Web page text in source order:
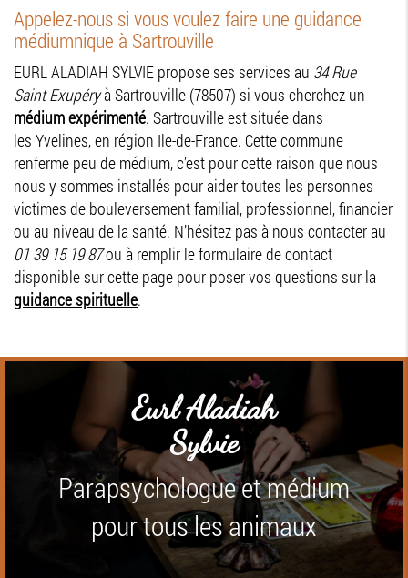
Appelez-nous si vous voulez faire une guidance
médiumnique à Sartrouville
EURL ALADIAH SYLVIE propose ses services au 34 Rue
Saint-Exupéryà Sartrouville (78507) si vous cherchez un
médium expérimenté. Sartrouville est située dans
les Yvelines, en région Ile-de-France. Cette commune
renferme peu de médium, c’est pour cette raison que nous
nous y sommes installés pour aider toutes les personnes
victimes de bouleversement familial, professionnel, financier
ou au niveau de la santé. N’hésitez pas à nous contacter au
01 39 15 19 87ou à remplir le formulaire de contact
disponible sur cette page pour poser vos questions sur la
guidance spirituelle.
Eurl Aladiah
Sylvie
Parapsychologue et médium
pour tous les animaux